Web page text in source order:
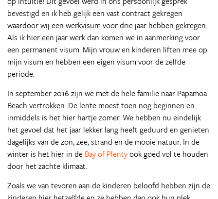
bevestigd en ik heb gelijk een vast contract gekregen
waardoor wij een werkvisum voor drie jaar hebben gekregen.
Als ik hier een jaar werk dan komen we in aanmerking voor
een permanent visum. Mijn vrouw en kinderen liften mee op
mijn visum en hebben een eigen visum voor de zelfde
periode.
In september 2016 zijn we met de hele familie naar Papamoa
Beach vertrokken. De lente moest toen nog beginnen en
inmiddels is het hier hartje zomer. We hebben nu eindelijk
het gevoel dat het jaar lekker lang heeft geduurd en genieten
dagelijks van de zon, zee, strand en de mooie natuur. In de
winter is het hier in de Bay of Plentyook goed vol te houden
door het zachte klimaat.
Zoals we van tevoren aan de kinderen beloofd hebben zijn de